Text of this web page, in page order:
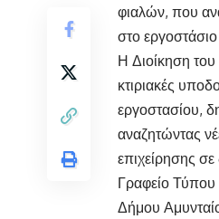
φιαλών, που
στο
Η Διοίκηση του
κτιριακές
εργοστασίου,
αναζητώντας
επιχείρησης
Γραφείο Τύπου
Δήμου